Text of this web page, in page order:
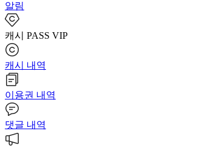
알림
캐시 PASS VIP
캐시 내역
이용권 내역
댓글 내역